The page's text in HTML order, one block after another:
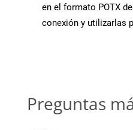
en el formato POTX
conexión y utilizarlas
Preguntas